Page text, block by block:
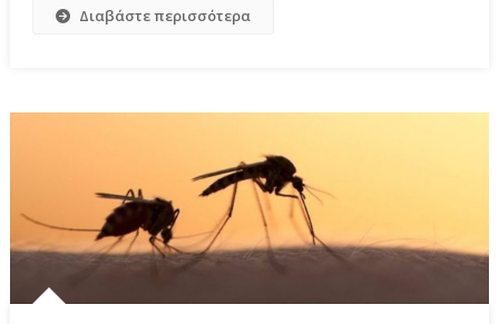
Διαβάστε περισσότερα